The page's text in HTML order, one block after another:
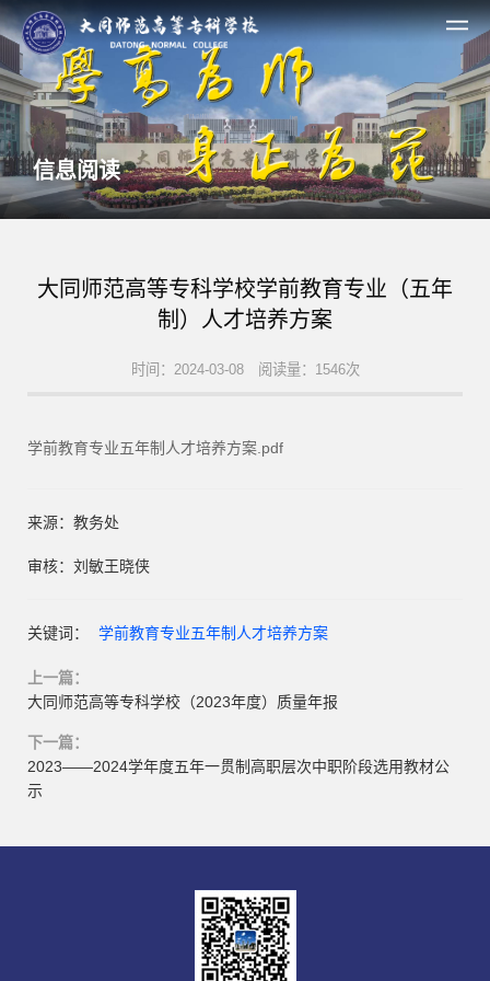
信息阅读
大同师范高等专科学校学前教育专业（五年
制）人才培养方案
时间：2024-03-08 阅读量：1546次
学前教育专业五年制人才培养方案.pdf
来源：教务处
审核：刘敏王晓侠
关键词： 学前教育专业五年制人才培养方案
上一篇：
大同师范高等专科学校（2023年度）质量年报
下一篇：
2023——2024学年度五年一贯制高职层次中职阶段选用教材公
示